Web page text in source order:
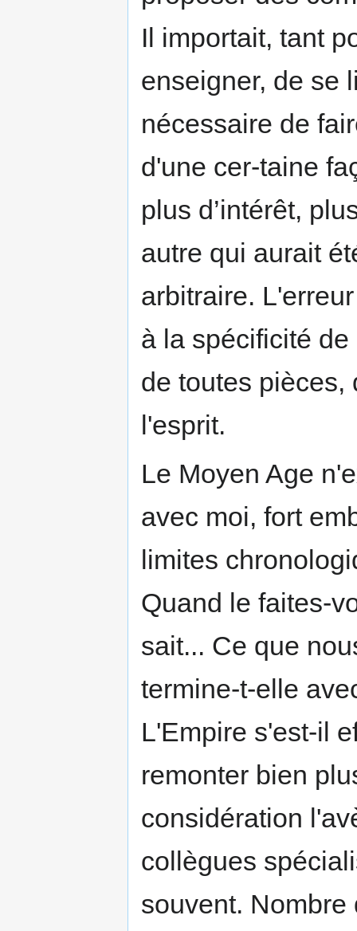
Il importait, tant
enseigner, de se
nécessaire de
d'une cer-taine
plus d’intérêt,
autre qui aurait
arbitraire.
à la spécificité
de toutes pièces,
l'esprit.
Le Moyen Age
avec moi, fort
limites
Quand le faites-
sait... Ce que
termine-t-elle
L'Empire s'est-il
remonter bien
considération
collègues
souvent. Nombre